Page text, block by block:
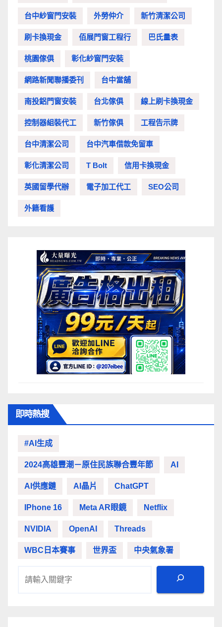
台中紗窗門安裝 外勞仲介 新竹清潔公司
刷卡換現金 佰展門窗工程行 巴氏量表
桃園傢俱 彰化紗窗門安裝
網路新聞聯播委刊 台中當舖
南投鋁門窗安裝 台北傢俱 線上刷卡換現金
控制器組裝代工 新竹傢俱 工程告示牌
台中清潔公司 台中汽車借款免留車
彰化清潔公司 T Bolt 信用卡換現金
英國留學代辦 電子加工代工 SEO公司
外籍看護
即時熱搜
#AI生成
2024高雄豐潮－原住民族聯合豐年節 AI
AI供應鏈 AI晶片 ChatGPT
IPhone 16 Meta AR眼鏡 Netflix
NVIDIA OpenAI Threads
WBC日本賽事 世界盃 中央氣象署
搜尋